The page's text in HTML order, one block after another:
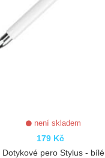
není skladem
179 Kč
Dotykové pero Stylus - bílé